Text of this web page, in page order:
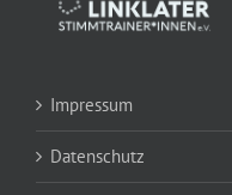
Impressum
Datenschutz